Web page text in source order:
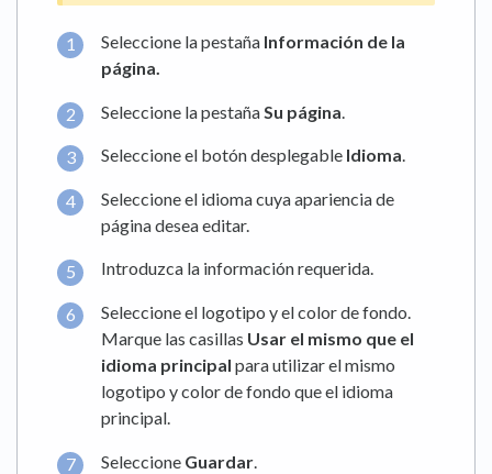
Seleccione la pestaña Información de la
página.
Seleccione la pestaña Su página
Seleccione el botón desplegable Idioma.
Seleccione el idioma cuya apariencia de
página desea editar.
Introduzca la información requerida.
Seleccione el logotipo y el color de fondo.
Marque las casillas Usar el mismo que el
idioma principal para utilizar el mismo
logotipo y color de fondo que el idioma
principal.
Seleccione Guardar